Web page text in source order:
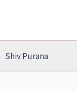
Shiv Purana